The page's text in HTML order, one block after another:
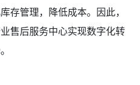
存管理，降低成本。因此，
售后服务中心实现数字化转